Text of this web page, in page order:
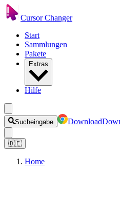
Cursor Changer
Start
Sammlungen
Pakete
Extras
Hilfe
Sucheingabe Download
🇩🇪
Home